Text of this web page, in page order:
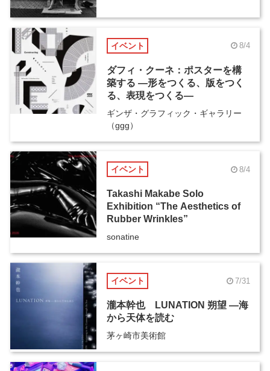
イベント 8/4
ダフィ・クーネ：ポスターを構
築する ―形をつくる、版をつく
る、表現をつくる―
ギンザ・グラフィック・ギャラリー
（ggg）
イベント 8/4
Takashi Makabe Solo
Exhibition “The Aesthetics of
Rubber Wrinkles”
sonatine
イベント 7/31
瀧本幹也 LUNATION 朔望 ―海
から天体を読む
茅ヶ崎市美術館